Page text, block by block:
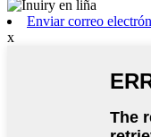
Enviar correo
x